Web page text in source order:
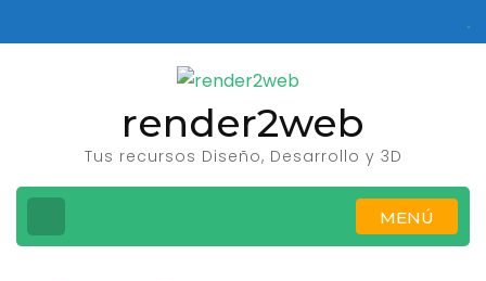
al
render2web
Tus recursos Diseño, Desarrollo y 3D
MENÚ